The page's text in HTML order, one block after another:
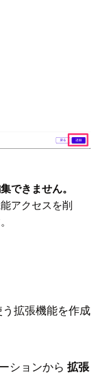
できません。
アクセスを削
拡張機能を作成
ションから拡張